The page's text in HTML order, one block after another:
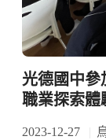
光德國中參
職業探索體
2023-12-27